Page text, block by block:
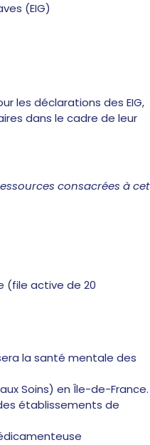
(EIG)
les déclarations des EIG,
dans le cadre de leur
consacrées à cet
(file active de 20
la santé mentale des
Soins) en Île-de-France.
établissements de